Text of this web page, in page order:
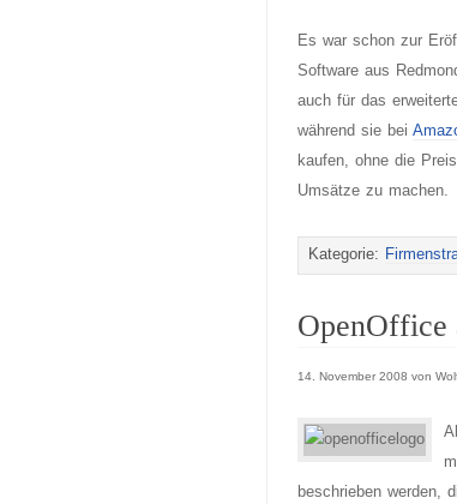
Es war schon zur
Software aus
auch für das
während sie bei
kaufen, ohne die
Umsätze zu machen.
Kategorie:
14. November 2008 von
beschrieben werden,